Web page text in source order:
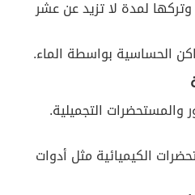
وتركها لمدة لا تزيد عن عشر
الحساسية بواسطة الماء.
والمستحضرات التجميلية.
الكيميائية مثل أدوات